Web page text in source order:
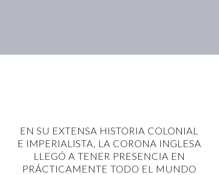
EN SU EXTENSA HISTORIA COLONIAL
E IMPERIALISTA, LA CORONA INGLESA
LLEGÓ A TENER PRESENCIA EN
PRÁCTICAMENTE TODO EL MUNDO